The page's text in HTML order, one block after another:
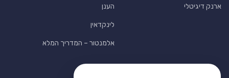
ארנק דיגיטלי הענן
לינקדאין
אלמנטור – המדריך המלא